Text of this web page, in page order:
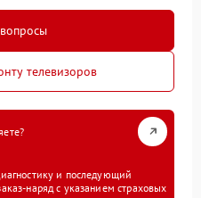
телевизоров
и последующий
наряд с указанием страховых